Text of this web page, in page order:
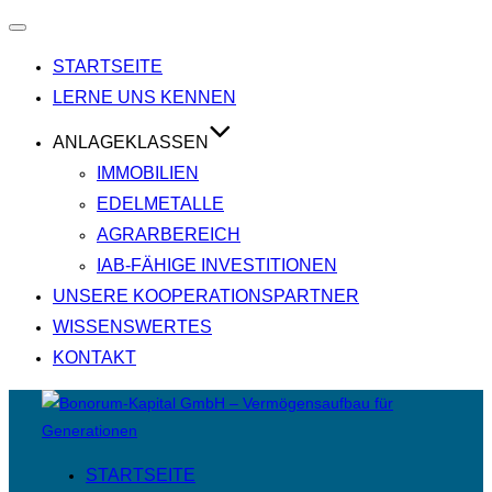
Navigation
STARTSEITE
LERNE UNS KENNEN
ANLAGEKLASSEN
IMMOBILIEN
EDELMETALLE
AGRARBEREICH
IAB-FÄHIGE INVESTITIONEN
UNSERE KOOPERATIONSPARTNER
WISSENSWERTES
KONTAKT
Inhalt
STARTSEITE